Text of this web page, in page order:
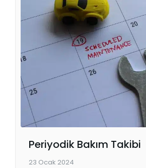
Periyodik Bakım Takibi
23 Ocak 2024